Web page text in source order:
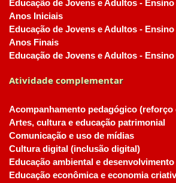
Educação de Jovens e Adultos -
Anos Iniciais
Educação de Jovens e Adultos -
Anos Finais
Educação de Jovens e Adultos -
Atividade complementar
Acompanhamento pedagógico (reforço
Artes, cultura e educação patrimonial
Comunicação e uso de mídias
Cultura digital (inclusão digital)
Educação ambiental e desenvolvimento
Educação econômica e economia